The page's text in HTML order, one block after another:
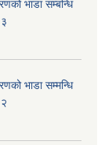
भाडा सम्बन्धि
भाडा सम्मन्धि